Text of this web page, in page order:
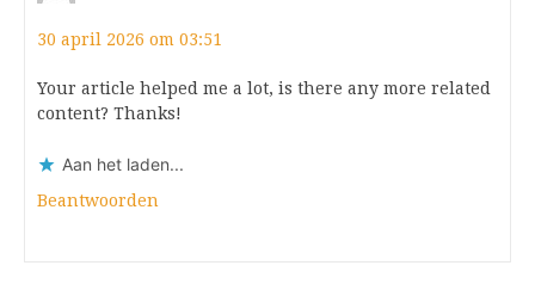
30 april 2026 om 03:51
Your article helped me a lot, is there any more related
content? Thanks!
Aan het laden...
Beantwoorden